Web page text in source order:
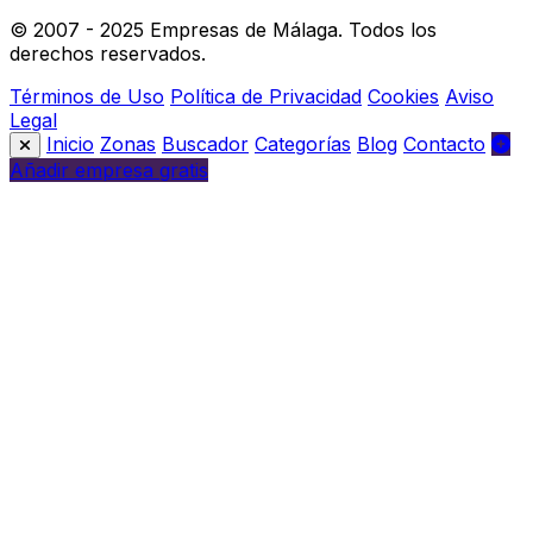
© 2007 - 2025 Empresas de Málaga. Todos los
derechos reservados.
Términos de Uso Política de Privacidad Cookies Aviso
Legal
Inicio Zonas Buscador Categorías Blog Contacto
Añadir empresa gratis